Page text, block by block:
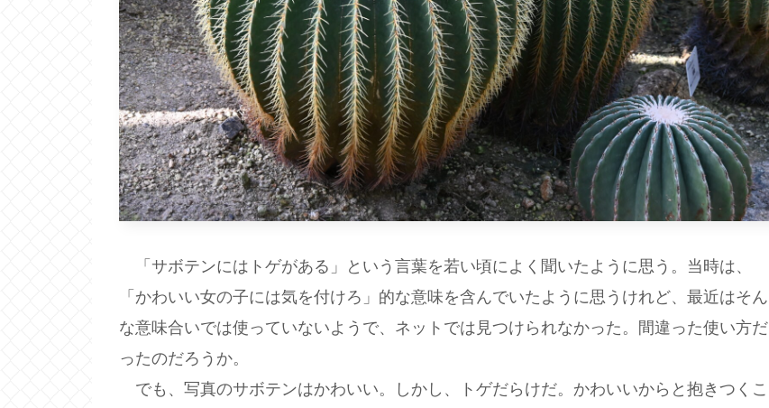
「サボテンにはトゲがある」という言葉を若い頃によく聞いたように思う。当時は、
「かわいい女の子には気を付けろ」的な意味を含んでいたように思うけれど、最近はそん
な意味合いでは使っていないようで、ネットでは見つけられなかった。間違った使い方だ
ったのだろうか。
でも、写真のサボテンはかわいい。しかし、トゲだらけだ。かわいいからと抱きつくこ